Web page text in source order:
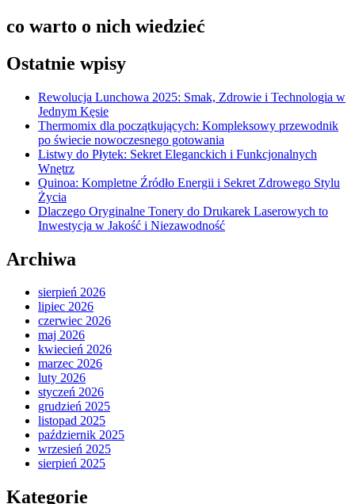
co warto o nich wiedzieć
Ostatnie wpisy
Rewolucja Lunchowa 2025: Smak, Zdrowie i Technologia w
Jednym Kęsie
Thermomix dla początkujących: Kompleksowy przewodnik
po świecie nowoczesnego gotowania
Listwy do Płytek: Sekret Eleganckich i Funkcjonalnych
Wnętrz
Quinoa: Kompletne Źródło Energii i Sekret Zdrowego Stylu
Życia
Dlaczego Oryginalne Tonery do Drukarek Laserowych to
Inwestycja w Jakość i Niezawodność
Archiwa
sierpień 2026
lipiec 2026
czerwiec 2026
maj 2026
kwiecień 2026
marzec 2026
luty 2026
styczeń 2026
grudzień 2025
listopad 2025
październik 2025
wrzesień 2025
sierpień 2025
Kategorie